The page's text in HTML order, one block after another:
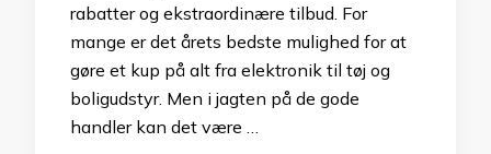
rabatter og ekstraordinære tilbud. For
mange er det årets bedste mulighed for at
gøre et kup på alt fra elektronik til tøj og
boligudstyr. Men i jagten på de gode
handler kan det være …